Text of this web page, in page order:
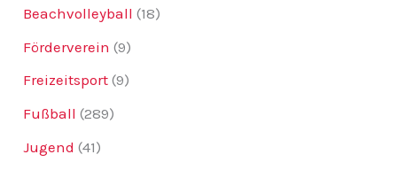
Beachvolleyball (18)
Förderverein (9)
Freizeitsport (9)
Fußball (289)
Jugend (41)